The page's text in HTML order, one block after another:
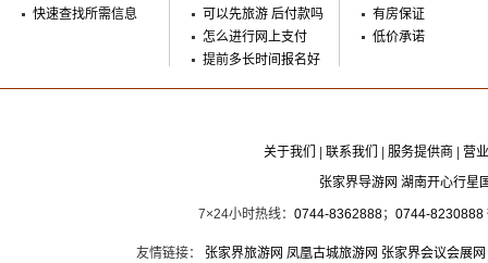
快速查找所需信息
可以先旅游 后付款吗
怎么进行网上支付
提前多长时间报名好
有房保证
低价承诺
关于我们 联系我们 服务提供商
营
张家界导游网 湖南开心行星
7×24小时热线： 0744-8362888； 0744-8230888
友情链接： 张家界旅游网 凤凰古城旅游网 张家界会议会展网